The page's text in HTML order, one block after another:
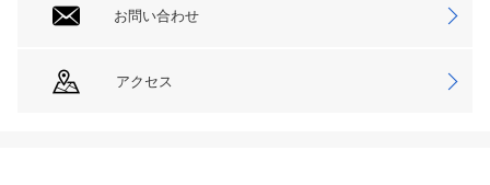
お問い合わせ
アクセス